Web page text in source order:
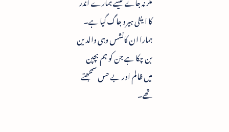
کا اینٹی ہیرو جاگ گیا ہے۔
ہمارا ان کانشس وہی والدین
بن چکا ہے جن کو ہم بچپن
میں ظالم اور بے حس سمجھتے
تھے۔